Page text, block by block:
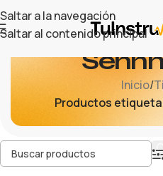
Saltar a la navegación
Saltar al contenido principal
Inicio/
Productos